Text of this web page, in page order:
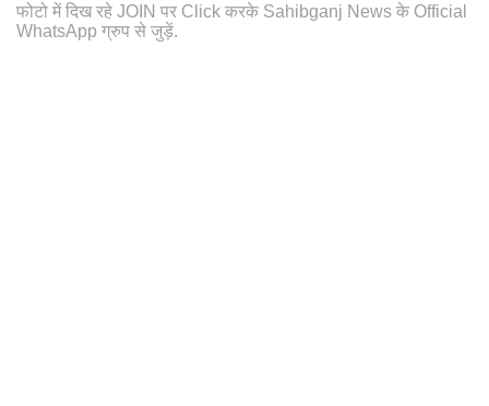
फोटो में दिख रहे JOIN पर Click करके Sahibganj News के Official
WhatsApp ग्रुप से जुड़ें.